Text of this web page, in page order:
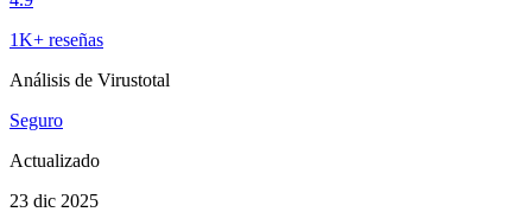
1K+ reseñas
Análisis de Virustotal
Seguro
Actualizado
23 dic 2025